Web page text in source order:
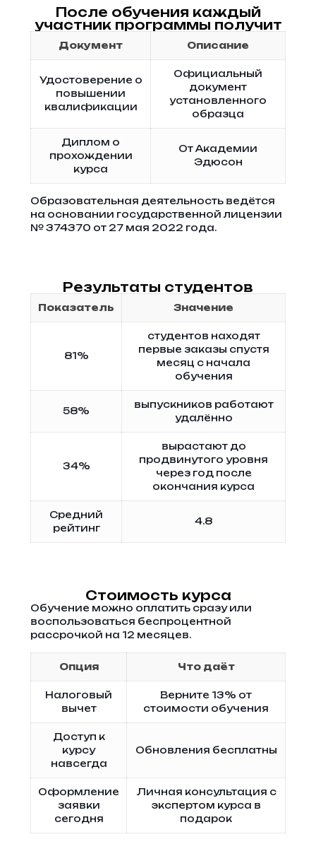
После обучения каждый
участник программы получит
Документ Описание
Удостоверение о
повышении
квалификации
Официальный
документ
установленного
образца
Диплом о
прохождении
курса
От Академии
Эдюсон
Образовательная деятельность ведётся
на основании государственной лицензии
№ 374370 от 27 мая 2022 года.
Результаты студентов
Показатель Значение
81%
студентов находят
первые заказы спустя
месяц с начала
обучения
58%
выпускников работают
удалённо
34%
вырастают до
продвинутого уровня
через год после
окончания курса
Средний
рейтинг
4.8
Стоимость курса
Обучение можно оплатить сразу или
воспользоваться беспроцентной
рассрочкой на 12 месяцев.
Опция Что даёт
Налоговый
вычет
Верните 13% от
стоимости обучения
Доступ к
курсу
навсегда
Обновления бесплатны
Оформление
заявки
сегодня
Личная консультация с
экспертом курса в
подарок